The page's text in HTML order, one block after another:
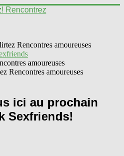
Rencontrez
ici au prochain
Sexfriends!